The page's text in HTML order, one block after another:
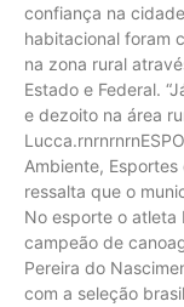
confiança na
habitacional foram
na zona rural
Estado e Federal.
e dezoito na área
Ambiente, Esportes
ressalta que o
No esporte o atleta
campeão de
Pereira do
com a seleção